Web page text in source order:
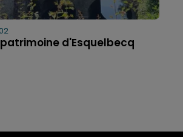
patrimoine d'Esquelbecq